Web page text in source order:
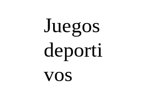
Juegos
deporti
vos